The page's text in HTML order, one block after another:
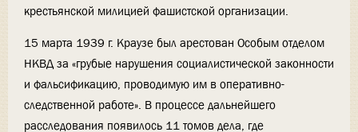
крестьянской милицией фашистской организации.
15 марта 1939 г. Краузе был арестован Особым отделом
НКВД за «грубые нарушения социалистической законности
и фальсификацию, проводимую им в оперативно-
следственной работе». В процессе дальнейшего
расследования появилось 11 томов дела, где